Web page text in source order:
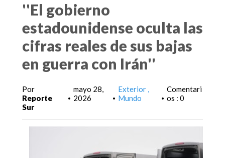
''El gobierno
estadounidense oculta las
cifras reales de sus bajas
en guerra con Irán''
Por
Reporte
Sur
•
mayo 28,
2026
•
Exterior
Mundo
•
Comentari
os : 0